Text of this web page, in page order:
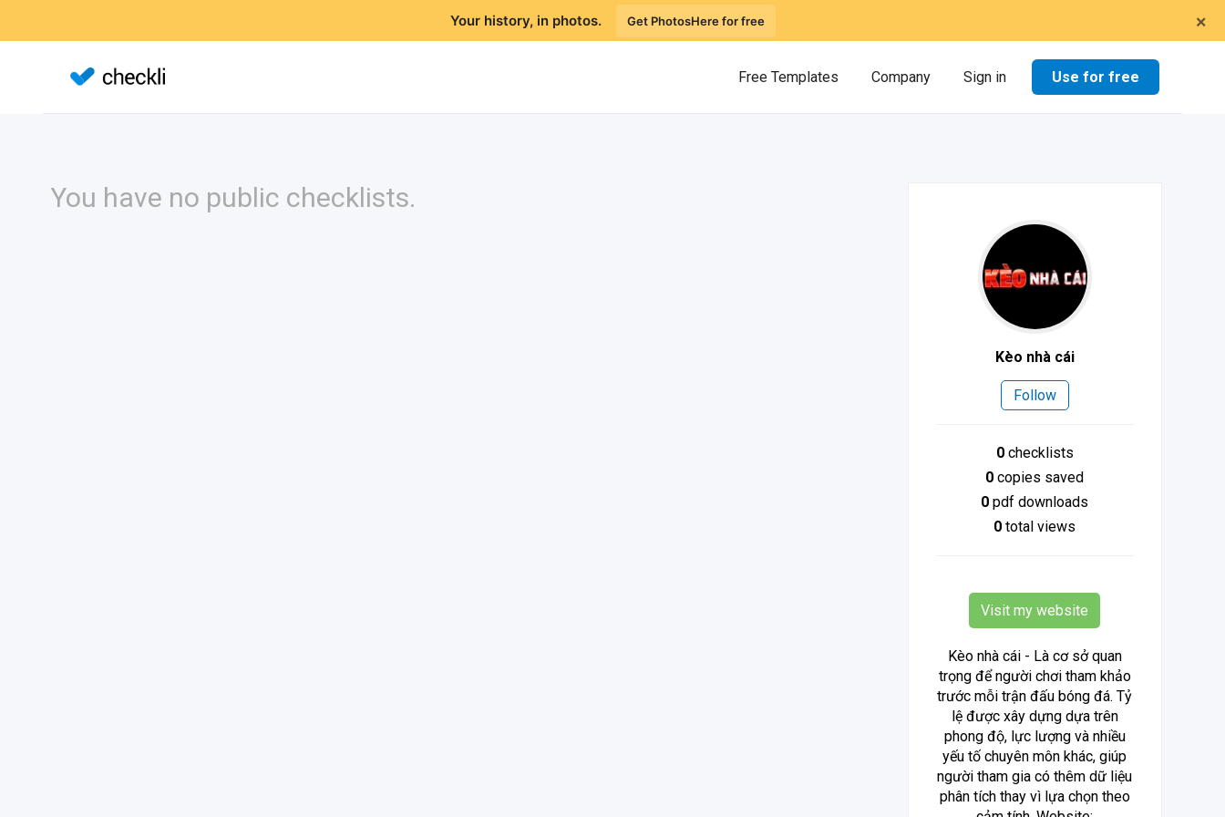
×
Your history, in photos. Get PhotosHere for free
Free Templates Company Sign in Use for free
You have no public checklists.
Kèo nhà cái
Follow
0checklists
0 copies saved
0 pdf downloads
0 total views
Visit my website
Kèo nhà cái - Là cơ sở quan
trọng để người chơi tham khảo
trước mỗi trận đấu bóng đá. Tỷ
lệ được xây dựng dựa trên
phong độ, lực lượng và nhiều
yếu tố chuyên môn khác, giúp
người tham gia có thêm dữ liệu
phân tích thay vì lựa chọn theo